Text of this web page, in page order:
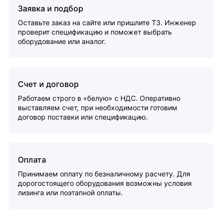
Заявка и подбор
Оставьте заказ на сайте или пришлите ТЗ. Инженер
проверит спецификацию и поможет выбрать
оборудование или аналог.
Счет и договор
Работаем строго в «белую» с НДС. Оперативно
выставляем счет, при необходимости готовим
договор поставки или спецификацию.
Оплата
Принимаем оплату по безналичному расчету. Для
дорогостоящего оборудования возможны условия
лизинга или поэтапной оплаты.